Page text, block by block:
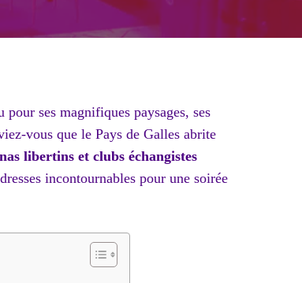
ses magnifiques paysages, ses
vous que le Pays de Galles abrite
libertins et clubs échangistes
incontournables pour une soirée